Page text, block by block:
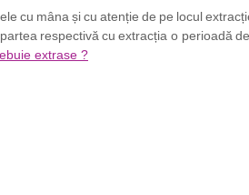
mâna și cu atenție de pe locul
respectivă cu extracția o perioadă
extrase ?